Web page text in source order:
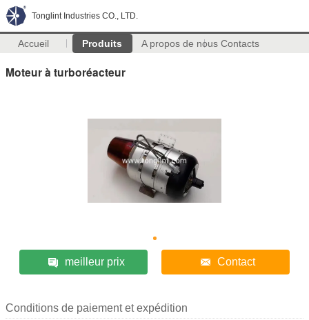
Tonglint Industries CO., LTD.
Accueil Produits A propos de nous Contacts
Moteur à turboréacteur
meilleur prix Contact
Conditions de paiement et expédition